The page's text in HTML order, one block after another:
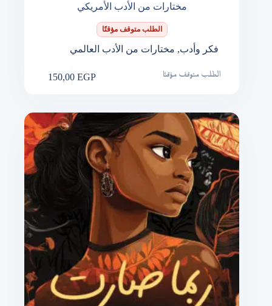
مختارات من الأدب الأمريكي
الطلب متوقف مؤقتًا
فكر وأدب, مختارات من الأدب العالمي
150,00EGP الطلب متوقف مؤقتًا